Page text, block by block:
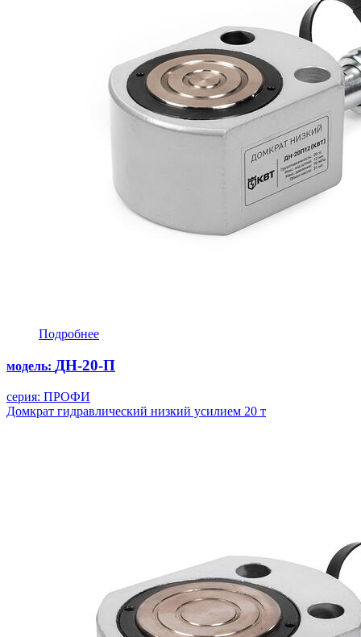
Подробнее
модель: ДН-20-П
серия: ПРОФИ
Домкрат гидравлический низкий усилием 20 т